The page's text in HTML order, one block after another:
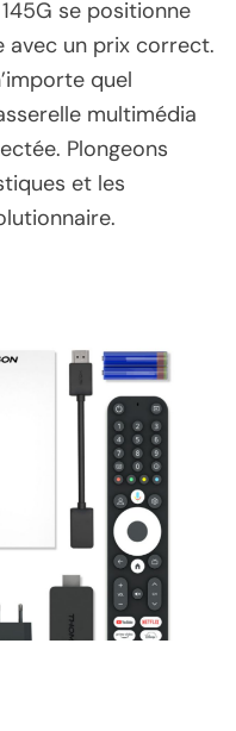
se positionne
avec un prix correct.
quel
multimédia
Plongeons
et les